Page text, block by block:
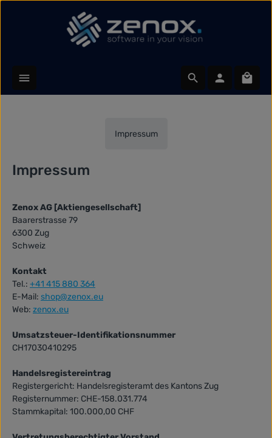
Zum Hauptinhalt springen
Impressum
Impressum
Zenox AG [Aktiengesellschaft]
Baarerstrasse 79
6300 Zug
Schweiz
Kontakt
Tel.: +41 415 880 364
E-Mail: shop@zenox.eu
Web: zenox.eu
Umsatzsteuer-Identifikationsnummer
CH17030410295
Handelsregistereintrag
Registergericht: Handelsregisteramt des Kantons Zug
Registernummer: CHE-158.031.774
Stammkapital: 100.000,00 CHF